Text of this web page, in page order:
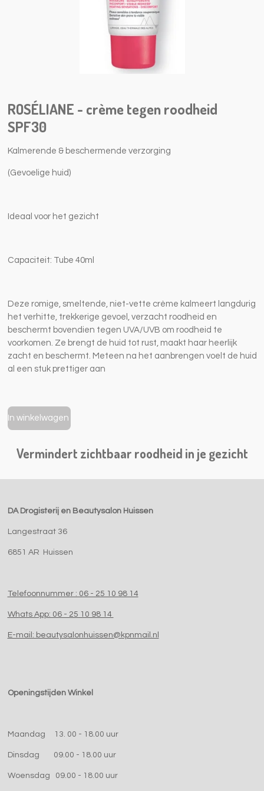
ROSÉLIANE - crème tegen roodheid
SPF30
Kalmerende & beschermende verzorging
(Gevoelige huid)
Ideaal voor het gezicht
Capaciteit: Tube 40ml
Deze romige, smeltende, niet-vette crème kalmeert langdurig
het verhitte, trekkerige gevoel, verzacht roodheid en
beschermt bovendien tegen UVA/UVB om roodheid te
voorkomen. Ze brengt de huid tot rust, maakt haar heerlijk
zacht en beschermt. Meteen na het aanbrengen voelt de huid
al een stuk prettiger aan
In winkelwagen
Vermindert zichtbaar roodheid in je gezicht
DA Drogisterij en Beautysalon Huissen
Langestraat 36
6851 AR Huissen
Telefoonnummer : 06 - 25 10 98 14
Whats App: 06 - 25 10 98 14
E-mail: beautysalonhuissen@kpnmail.nl
Openingstijden Winkel
Maandag 13. 00 - 18.00 uur
Dinsdag 09.00 - 18.00 uur
Woensdag 09.00 - 18.00 uur